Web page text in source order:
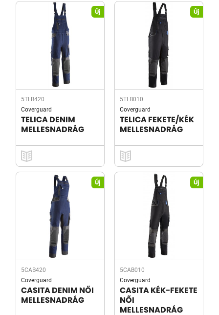
Új
5TLB420
Coverguard
TELICA DENIM
MELLESNADRÁG
Új
5TLB010
Coverguard
TELICA FEKETE/KÉK
MELLESNADRÁG
Új
5CAB420
Coverguard
CASITA DENIM NŐI
MELLESNADRÁG
Új
5CAB010
Coverguard
CASITA KÉK-FEKETE
NŐI
MELLESNADRÁG